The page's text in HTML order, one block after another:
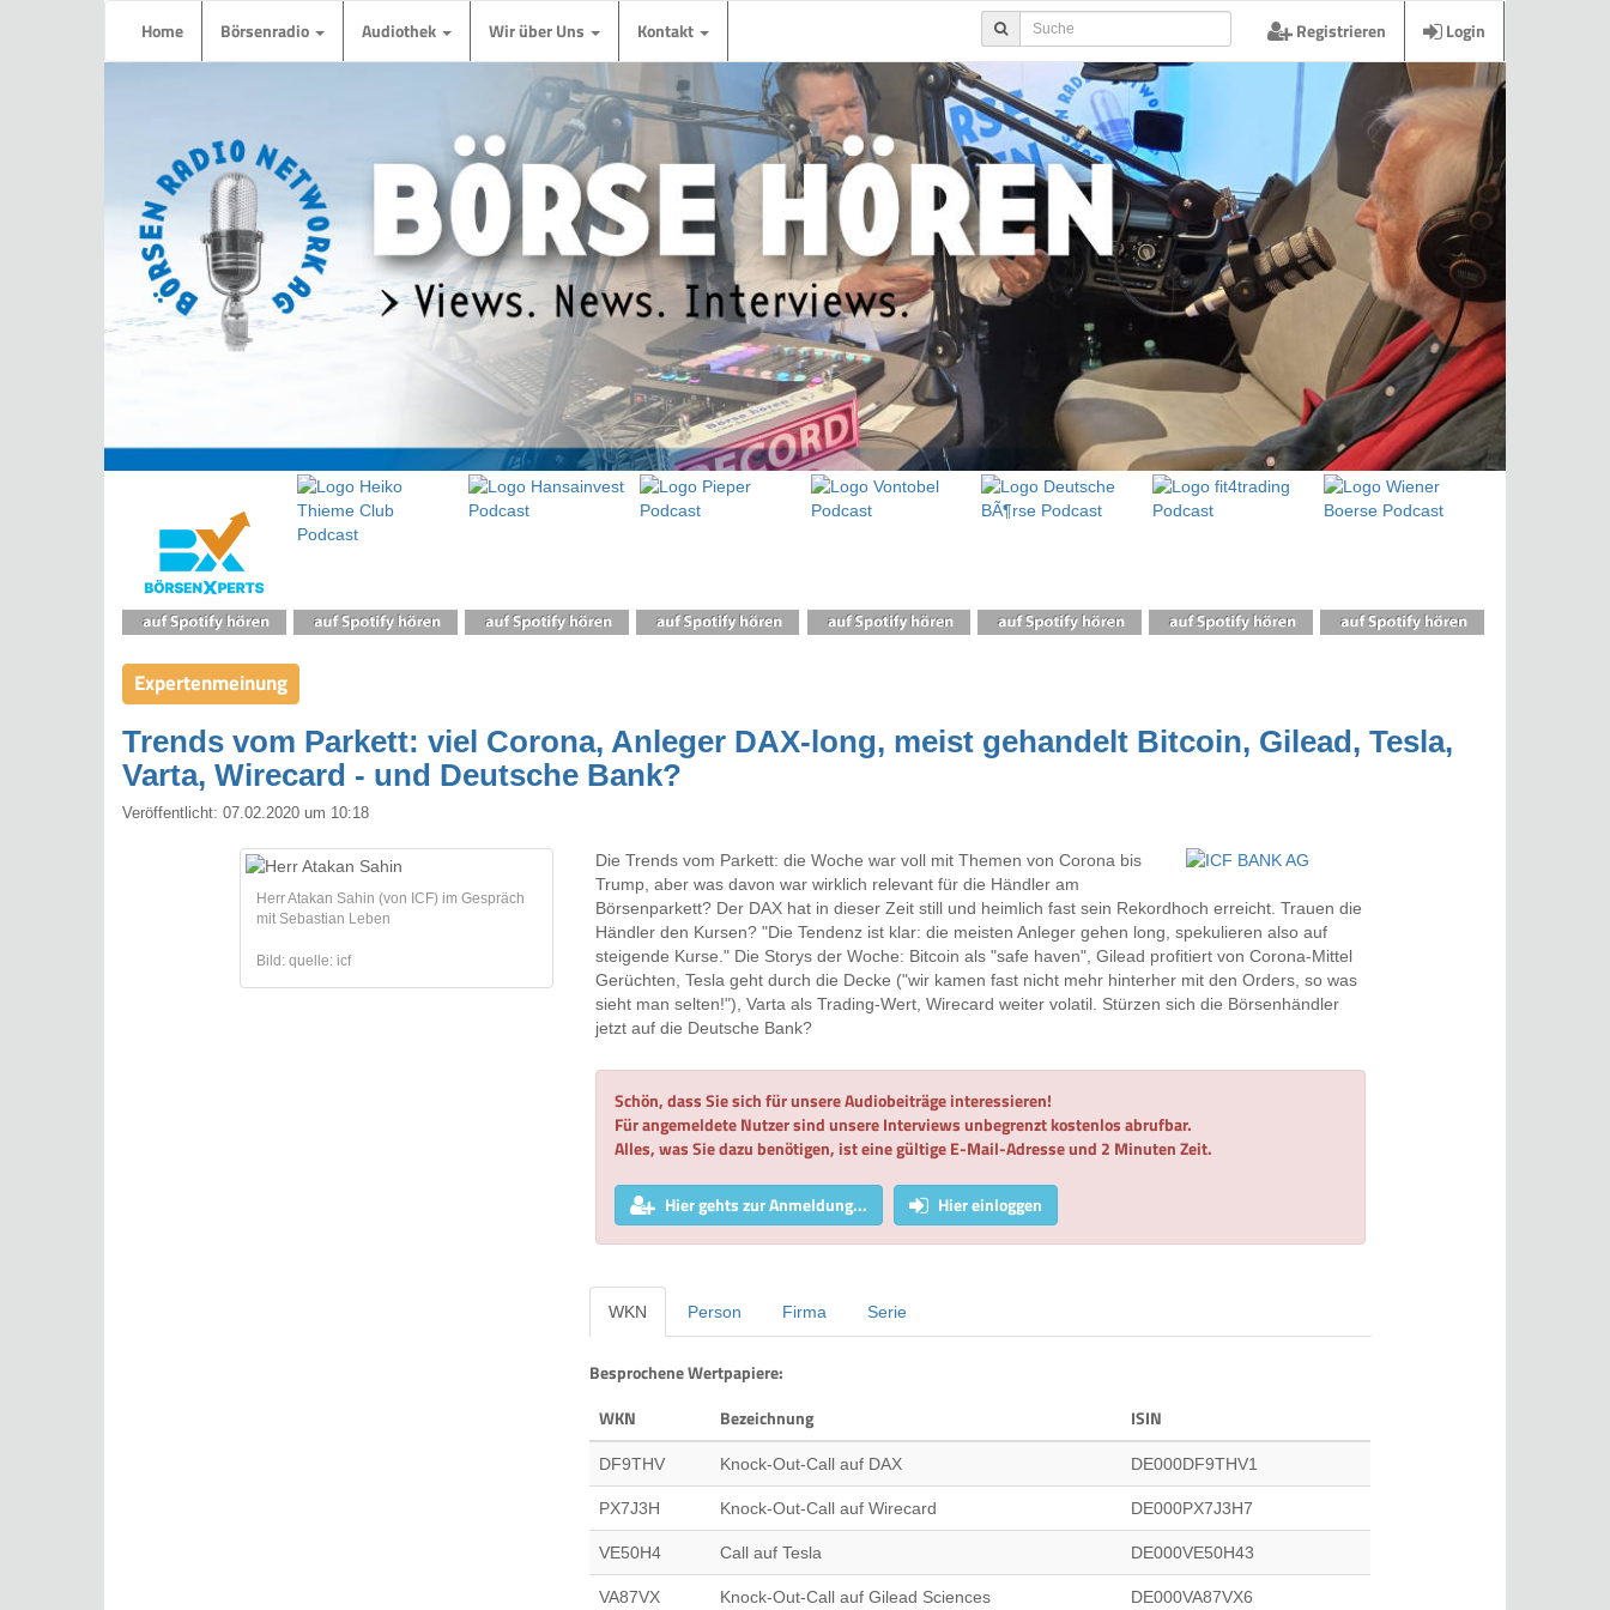
Home Börsenradio Audiothek Wir über Uns Kontakt Registrieren Login
Expertenmeinung
Trends vom Parkett: viel Corona, Anleger DAX-long, meist gehandelt Bitcoin, Gilead, Tesla,
Varta, Wirecard - und Deutsche Bank?
Veröffentlicht: 07.02.2020 um 10:18
Herr Atakan Sahin (von ICF) im Gespräch
mit Sebastian Leben
Bild: quelle: icf
Die Trends vom Parkett: die Woche war voll mit Themen von Corona bis
Trump, aber was davon war wirklich relevant für die Händler am
Börsenparkett? Der DAX hat in dieser Zeit still und heimlich fast sein Rekordhoch erreicht. Trauen die
Händler den Kursen? "Die Tendenz ist klar: die meisten Anleger gehen long, spekulieren also auf
steigende Kurse." Die Storys der Woche: Bitcoin als "safe haven", Gilead profitiert von Corona-Mittel
Gerüchten, Tesla geht durch die Decke ("wir kamen fast nicht mehr hinterher mit den Orders, so was
sieht man selten!"), Varta als Trading-Wert, Wirecard weiter volatil. Stürzen sich die Börsenhändler
jetzt auf die Deutsche Bank?
Schön, dass Sie sich für unsere Audiobeiträge interessieren!
Für angemeldete Nutzer sind unsere Interviews unbegrenzt kostenlos abrufbar.
Alles, was Sie dazu benötigen, ist eine gültige E-Mail-Adresse und 2 Minuten Zeit.
Hier gehts zur Anmeldung... Hier einloggen
WKN Person Firma Serie
Besprochene Wertpapiere:
WKN
Bezeichnung ISIN
DF9THV Knock-Out-Call auf DAX DE000DF9THV1
PX7J3H Knock-Out-Call auf Wirecard DE000PX7J3H7
VE50H4 Call auf Tesla DE000VE50H43
VA87VX Knock-Out-Call auf Gilead Sciences DE000VA87VX6